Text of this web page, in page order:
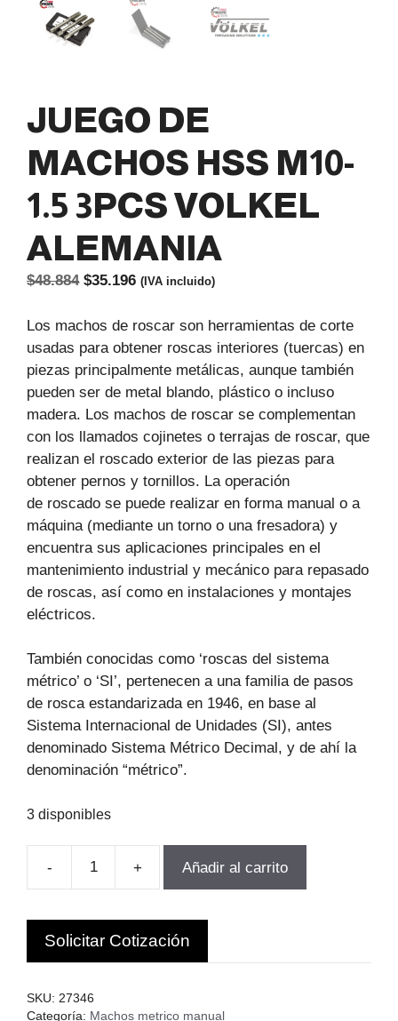
JUEGO DE
MACHOS HSS M10-
1.5 3PCS VOLKEL
ALEMANIA
$48.884 El
original
era:
$48.884.
$35.196El
actual
es:
$35.196.
(IVA incluido)
Los machos de roscar son herramientas de corte
usadas para obtener roscas interiores (tuercas) en
piezas principalmente metálicas, aunque también
pueden ser de metal blando, plástico o incluso
madera. Los machos de roscar se complementan
con los llamados cojinetes o terrajas de roscar, que
realizan el roscado exterior de las piezas para
obtener pernos y tornillos. La operación
de roscado se puede realizar en forma manual o a
máquina (mediante un torno o una fresadora) y
encuentra sus aplicaciones principales en el
mantenimiento industrial y mecánico para repasado
de roscas, así como en instalaciones y montajes
eléctricos.
También conocidas como ‘roscas del sistema
métrico’ o ‘SI’, pertenecen a una familia de pasos
de rosca estandarizada en 1946, en base al
Sistema Internacional de Unidades (SI), antes
denominado Sistema Métrico Decimal, y de ahí la
denominación “métrico”.
3 disponibles
-
JUEGO
MACHOS
HSS
M10-
3PCS
+ Añadir al carrito
Solicitar Cotización
SKU: 27346
Categoría: Machos metrico manual